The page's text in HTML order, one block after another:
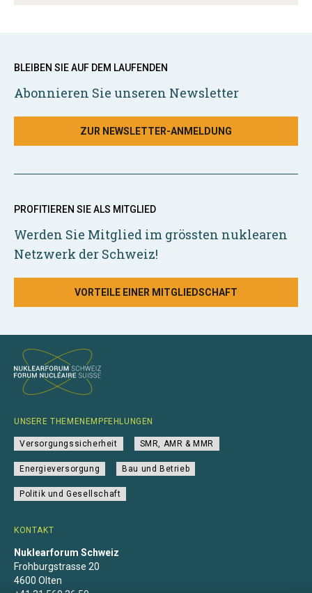
BLEIBEN SIE AUF DEM LAUFENDEN
Abonnieren Sie unseren Newsletter
ZUR NEWSLETTER-ANMELDUNG
PROFITIEREN SIE ALS MITGLIED
Werden Sie Mitglied im grössten nuklearen
Netzwerk der Schweiz!
VORTEILE EINER MITGLIEDSCHAFT
KONTAKT
Nuklearforum Schweiz
Frohburgstrasse 20
4600 Olten
UNSERE THEMENEMPFEHLUNGEN
Versorgungssicherheit SMR, AMR & MMR
Energieversorgung Bau und Betrieb
Politik und Gesellschaft